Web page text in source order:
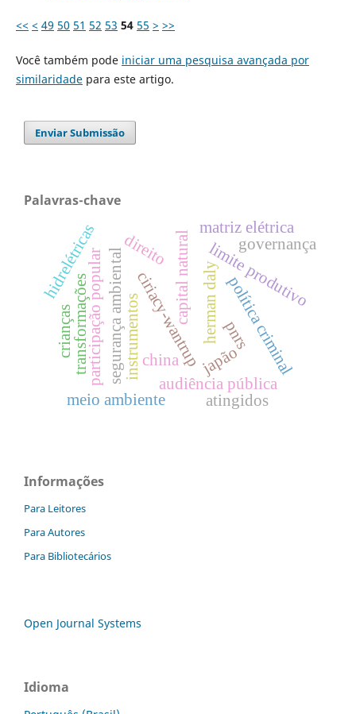
<< < 49 50 51 52 53 54 55 > >>
Você também pode iniciar uma pesquisa avançada por
similaridadepara este artigo.
Enviar Submissão
Palavras-chave
ciriacy-wantrupherman daly
segurança ambiental limite produtivo
capital natural
meio ambiente
política criminal
japão
audiência pública
participação popular
atingidos
direito
hidrelétricas
pnrs
instrumentos
matriz elétrica
china
governança
transformações
crianças
Informações
Para Leitores
Para Autores
Para Bibliotecários
Open Journal Systems
Idioma